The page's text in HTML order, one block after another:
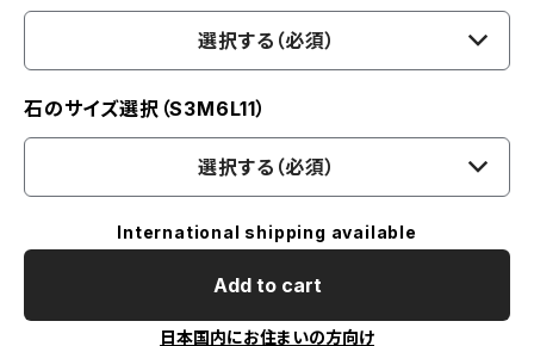
選択する（必須）
石のサイズ選択（S3M6L11）
選択する（必須）
International shipping available
Add to cart
日本国内にお住まいの方向け